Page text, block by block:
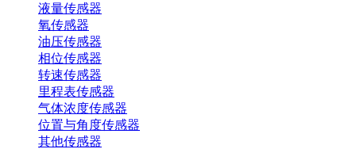
液量传感器
氧传感器
油压传感器
相位传感器
转速传感器
里程表传感器
气体浓度传感器
位置与角度传感器
其他传感器